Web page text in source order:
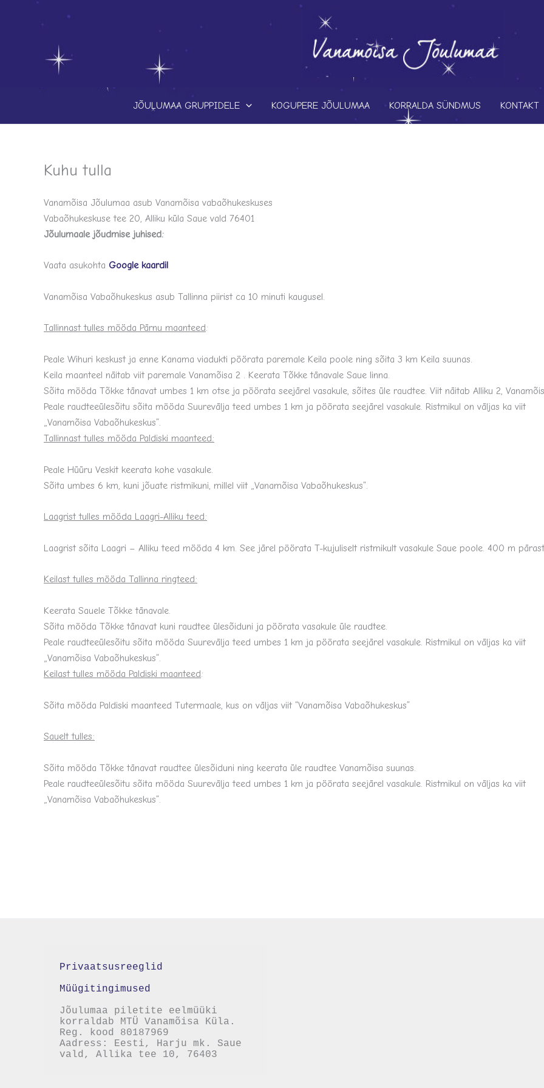
JÕULUMAA GRUPPIDELE KOGUPERE JÕULUMAA KORRALDA SÜNDMUS KONTAKT
Kuhu tulla
Vanamõisa Jõulumaa asub Vanamõisa vabaõhukeskuses
Vabaõhukeskuse tee 20, Alliku küla Saue vald 76401
Jõulumaale jõudmise juhised:
Vaata asukohta Google kaardil
Vanamõisa Vabaõhukeskus asub Tallinna piirist ca 10 minuti kaugusel.
Tallinnast tulles mööda Pärnu maanteed:
Peale Wihuri keskust ja enne Kanama viadukti pöörata paremale Keila poole ning sõita 3 km Keila suunas.
Keila maanteel näitab viit paremale Vanamõisa 2 . Keerata Tõkke tänavale Saue linna.
Sõita mööda Tõkke tänavat umbes 1 km otse ja pöörata seejärel vasakule, sõites üle raudtee. Viit näitab Alliku 2,
Peale raudteeülesõitu sõita mööda Suurevälja teed umbes 1 km ja pöörata seejärel vasakule. Ristmikul on väljas ka viit
„Vanamõisa Vabaõhukeskus“.
Tallinnast tulles mööda Paldiski maanteed:
Peale Hüüru Veskit keerata kohe vasakule.
Sõita umbes 6 km, kuni jõuate ristmikuni, millel viit „Vanamõisa Vabaõhukeskus“.
Laagrist tulles mööda Laagri-Alliku teed:
Laagrist sõita Laagri – Alliku teed mööda 4 km. See järel pöörata T-kujuliselt ristmikult vasakule Saue poole. 400 m
Keilast tulles mööda Tallinna ringteed:
Keerata Sauele Tõkke tänavale.
Sõita mööda Tõkke tänavat kuni raudtee ülesõiduni ja pöörata vasakule üle raudtee.
Peale raudteeülesõitu sõita mööda Suurevälja teed umbes 1 km ja pöörata seejärel vasakule. Ristmikul on väljas ka viit
„Vanamõisa Vabaõhukeskus“.
Keilast tulles mööda Paldiski maanteed:
Sõita mööda Paldiski maanteed Tutermaale, kus on väljas viit “Vanamõisa Vabaõhukeskus”
Sauelt tulles:
Sõita mööda Tõkke tänavat raudtee ülesõiduni ning keerata üle raudtee Vanamõisa suunas.
Peale raudteeülesõitu sõita mööda Suurevälja teed umbes 1 km ja pöörata seejärel vasakule. Ristmikul on väljas ka viit
„Vanamõisa Vabaõhukeskus“.
Privaatsusreeglid
Müügitingimused
Jõulumaa piletite eelmüüki
korraldab MTÜ Vanamõisa Küla.
Reg. kood 80187969
Aadress: Eesti, Harju mk. Saue
vald, Allika tee 10, 76403